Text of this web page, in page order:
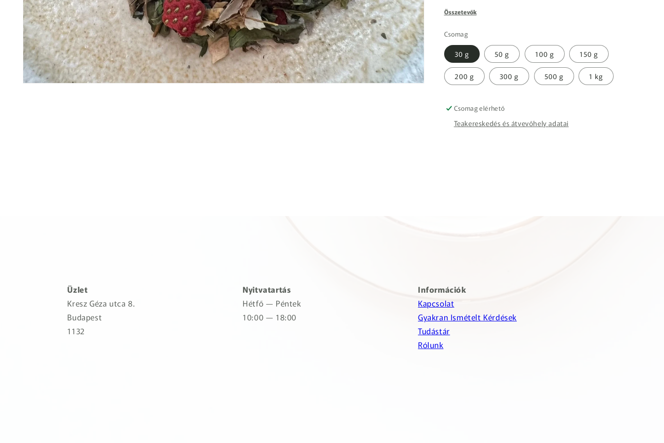
Összetevők
Csomag
30 g 50 g 100 g 150 g
200 g 300 g 500 g 1 kg
Csomag elérhető
Teakereskedés és átvevőhely adatai
Üzlet
Kresz Géza utca 8.
Budapest
1132
Nyitvatartás
Hétfő — Péntek
10:00 — 18:00
Információk
Kapcsolat
Gyakran Ismételt Kérdések
Tudástár
Rólunk